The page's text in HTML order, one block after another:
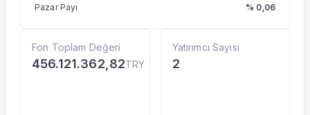
Pazar Payı % 0,06
Fon Toplam Değeri
456.121.362,82TRY
Yatırımcı Sayısı
2